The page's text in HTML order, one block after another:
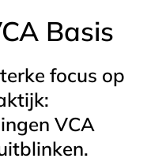
Basis
focus op
VCA